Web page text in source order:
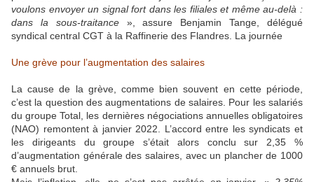
voulons envoyer un signal fort dans les filiales et même au-delà :
dans la sous-traitance», assure Benjamin Tange, délégué
syndical central CGT à la Raffinerie des Flandres. La journée
Une grève pour l’augmentation des salaires
La cause de la grève, comme bien souvent en cette période,
c’est la question des augmentations de salaires. Pour les salariés
du groupe Total, les dernières négociations annuelles obligatoires
(NAO) remontent à janvier 2022. L’accord entre les syndicats et
les dirigeants du groupe s’était alors conclu sur 2,35 %
d’augmentation générale des salaires, avec un plancher de 1000
€ annuels brut.